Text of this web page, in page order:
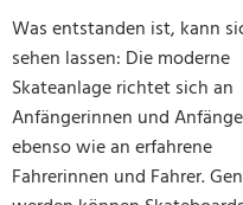
Was entstanden ist, kann
sehen lassen: Die moderne
Skateanlage richtet sich an
Anfängerinnen und
ebenso wie an erfahrene
Fahrerinnen und Fahrer.